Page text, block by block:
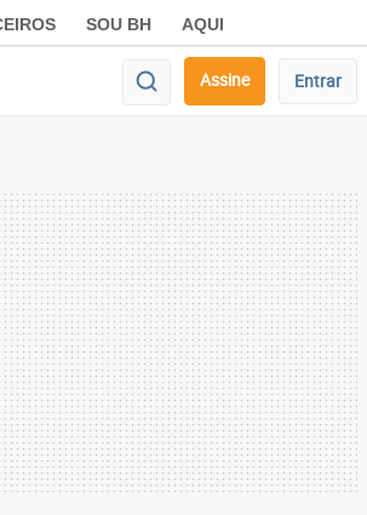
SOU BH AQUI
Assine Entrar